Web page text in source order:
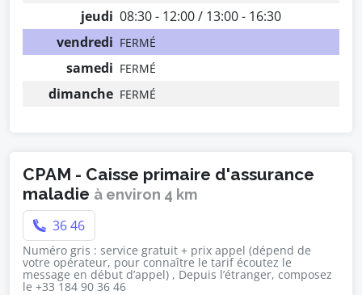
jeudi 08:30 - 12:00 / 13:00 - 16:30
vendredi FERMÉ
samedi FERMÉ
dimanche FERMÉ
CPAM - Caisse primaire d'assurance
maladie à environ 4 km
36 46
Numéro gris : service gratuit + prix appel (dépend de
votre opérateur, pour connaître le tarif écoutez le
message en début d’appel) , Depuis l’étranger, composez
le +33 184 90 36 46